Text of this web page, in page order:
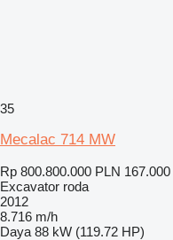
35
Mecalac 714 MW
Rp 800.800.000 PLN 167.000
Excavator roda
2012
8.716 m/h
Daya 88 kW (119.72 HP)